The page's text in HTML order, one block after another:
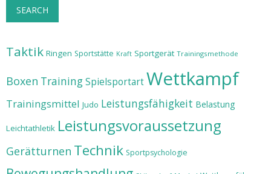
SEARCH
Taktik Ringen Sportstätte Kraft Sportgerät Trainingsmethode
Boxen TrainingSpielsportartWettkampf
Trainingsmittel Judo Leistungsfähigkeit Belastung
Leichtathletik Leistungsvoraussetzung
Gerätturnen Technik Sportpsychologie